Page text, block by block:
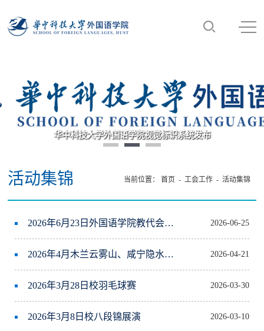
华中科技大学外国语学院视觉标识系统发布
活动集锦 当前位置： 首页 - 工会工作 - 活动集锦
2026年6月23日外国语学院教代会暨工会换届大会圆满召开 2026-06-25
2026年4月木兰云雾山、咸宁隐水洞春游 2026-04-21
2026年3月28日校羽毛球赛 2026-03-30
2026年3月8日校八段锦展演 2026-03-10